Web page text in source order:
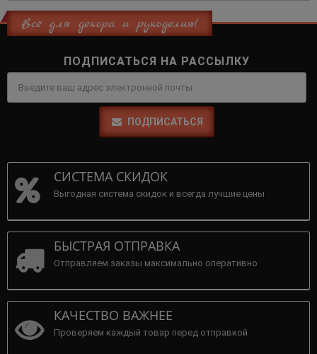
Всё для декора и рукоделия!
ПОДПИСАТЬСЯ НА РАССЫЛКУ
ПОДПИСАТЬСЯ
СИСТЕМА СКИДОК
Выгодная система скидок и всегда лучшие цены
БЫСТРАЯ ОТПРАВКА
Отправляем заказы максимально оперативно
КАЧЕСТВО ВАЖНЕЕ
Проверяем каждый товар перед отправкой